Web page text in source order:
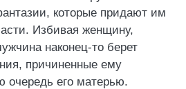
которые придают им
Избивая женщину,
наконец-то берет
причиненные ему
его матерью.